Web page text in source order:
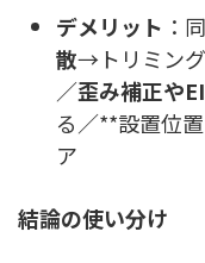
デメリット ：
散→トリミン
／歪み補正や
る／**設置位
ア
結論の使い分け